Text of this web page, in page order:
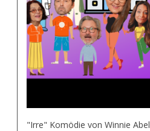
"Irre" Komödie von Winnie Abel